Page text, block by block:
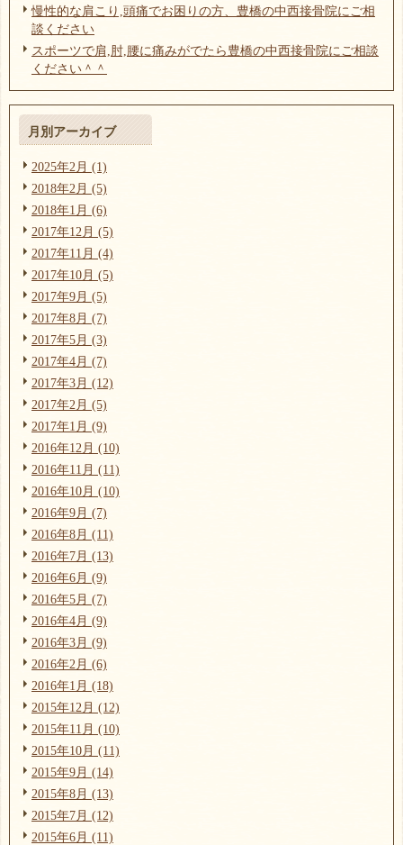
慢性的な肩こり,頭痛でお困りの方、豊橋の中西接骨院にご相
談ください
スポーツで肩,肘,腰に痛みがでたら豊橋の中西接骨院にご相談
ください＾＾
月別アーカイブ
2025年2月 (1)
2018年2月 (5)
2018年1月 (6)
2017年12月 (5)
2017年11月 (4)
2017年10月 (5)
2017年9月 (5)
2017年8月 (7)
2017年5月 (3)
2017年4月 (7)
2017年3月 (12)
2017年2月 (5)
2017年1月 (9)
2016年12月 (10)
2016年11月 (11)
2016年10月 (10)
2016年9月 (7)
2016年8月 (11)
2016年7月 (13)
2016年6月 (9)
2016年5月 (7)
2016年4月 (9)
2016年3月 (9)
2016年2月 (6)
2016年1月 (18)
2015年12月 (12)
2015年11月 (10)
2015年10月 (11)
2015年9月 (14)
2015年8月 (13)
2015年7月 (12)
2015年6月 (11)